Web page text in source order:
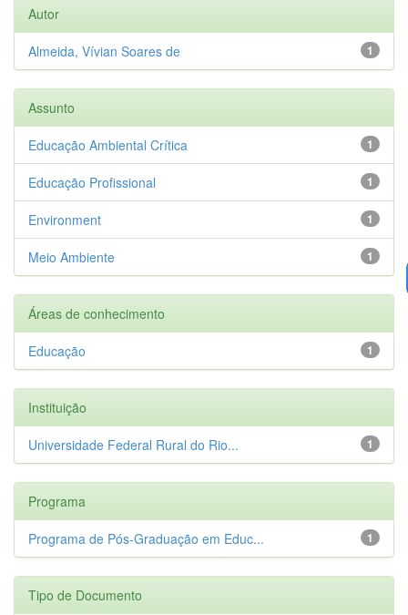
Autor
1
Almeida, Vívian Soares de
Assunto
1
Educação Ambiental Crítica
1
Educação Profissional
1
Environment
1
Meio Ambiente
Áreas de conhecimento
1
Educação
Instituição
1
Universidade Federal Rural do Rio...
Programa
1
Programa de Pós-Graduação em Educ...
Tipo de Documento